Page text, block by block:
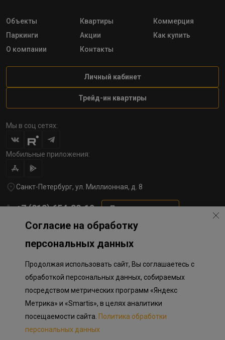
Объекты Квартиры
Коммерция
Паркинги
Акции
Как купить
О компании
Контакты
Личный кабинет
Трейд-ин квартиры
Мы в соц сетях:
Мобильные приложения:
Санкт-Петербург, ул. Миллионная, д. 8
+7 (812) 654-32-10 Перезвоните мне
lst@78stroy.ru
Политика обработки персональных данных
Информация о плановом направлении средств
Правила программы лояльности
Разработка сайта «Пикмедиа»
Информация, представленная на сайте, носит исключительно
ознакомительный характер, не является публичной офертой,
Согласие на обработку
персональных данных
Продолжая использовать сайт, Вы соглашаетесь с
обработкой персональных данных, собираемых
посредством метрических программ «Яндекс
Метрика» и «Smartis», в целях аналитики
посещаемости сайта. Политика обработки
персональных данных